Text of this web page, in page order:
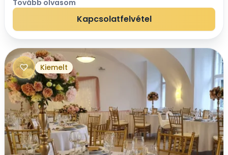
ezt a csodálatos eseményt számotokra a
legmegfelelőbben megünnepelni. Az esküvő mindenk...
Tovább olvasom
Kapcsolatfelvétel
Kiemelt